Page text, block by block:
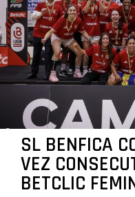
SL BENFICA
VEZ
BETCLIC